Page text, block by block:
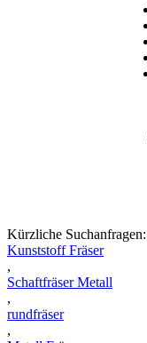
Kürzliche Suchanfragen:
Kunststoff Fräser
,
Schaftfräser Metall
,
rundfräser
,